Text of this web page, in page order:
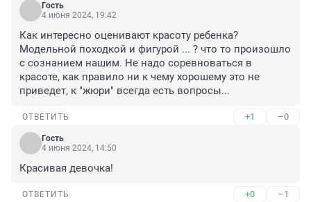
Гость
4 июня 2024, 19:42
Как интересно оценивают красоту ребенка?
Модельной походкой и фигурой ... ? что то произошло
с сознанием нашим. Не надо соревноваться в
красоте, как правило ни к чему хорошему это не
приведет, к "жюри" всегда есть вопросы...
ОТВЕТИТЬ +1 –0
Гость
4 июня 2024, 14:50
Красивая девочка!
ОТВЕТИТЬ +0 –1